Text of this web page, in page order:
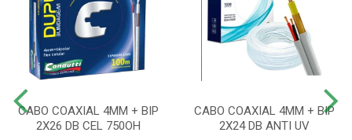
CABO COAXIAL 4MM + BIP
2X26 DB CEL 750OH
CABO COAXIAL 4MM + BIP
2X24 DB ANTI UV